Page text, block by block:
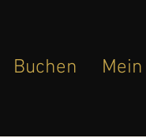
Buchen